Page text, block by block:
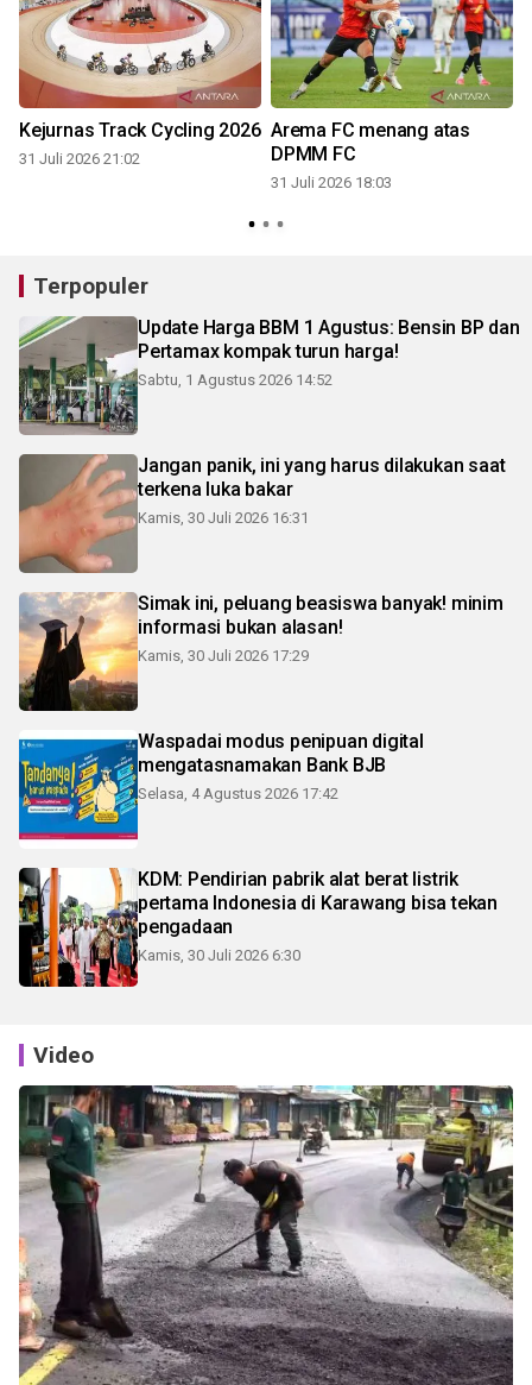
Kejurnas Track Cycling 2026
31 Juli 2026 21:02
Arema FC menang atas
DPMM FC
31 Juli 2026 18:03
Terpopuler
Update Harga BBM 1 Agustus: Bensin BP dan
Pertamax kompak turun harga!
Sabtu, 1 Agustus 2026 14:52
Jangan panik, ini yang harus dilakukan saat
terkena luka bakar
Kamis, 30 Juli 2026 16:31
Simak ini, peluang beasiswa banyak! minim
informasi bukan alasan!
Kamis, 30 Juli 2026 17:29
Waspadai modus penipuan digital
mengatasnamakan Bank BJB
Selasa, 4 Agustus 2026 17:42
KDM: Pendirian pabrik alat berat listrik
pertama Indonesia di Karawang bisa tekan
pengadaan
Kamis, 30 Juli 2026 6:30
Video